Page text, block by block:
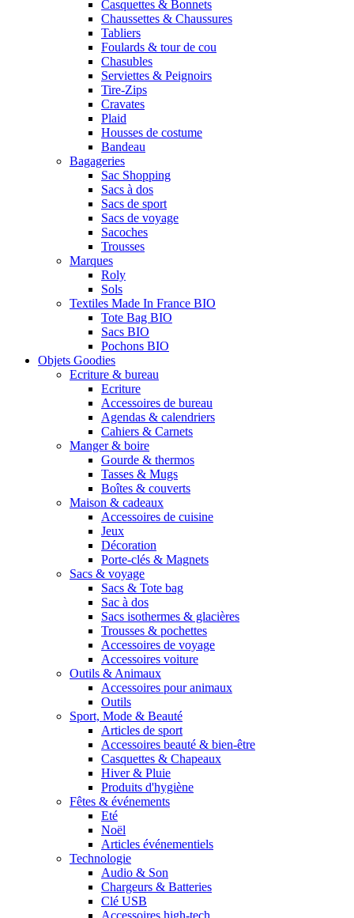
Casquettes & Bonnets
Chaussettes & Chaussures
Tabliers
Foulards & tour de cou
Chasubles
Serviettes & Peignoirs
Tire-Zips
Cravates
Plaid
Housses de costume
Bandeau
Bagageries
Sac Shopping
Sacs à dos
Sacs de sport
Sacs de voyage
Sacoches
Trousses
Marques
Roly
Sols
Textiles Made In France BIO
Tote Bag BIO
Sacs BIO
Pochons BIO
Objets Goodies
Ecriture & bureau
Ecriture
Accessoires de bureau
Agendas & calendriers
Cahiers & Carnets
Manger & boire
Gourde & thermos
Tasses & Mugs
Boîtes & couverts
Maison & cadeaux
Accessoires de cuisine
Jeux
Décoration
Porte-clés & Magnets
Sacs & voyage
Sacs & Tote bag
Sac à dos
Sacs isothermes & glacières
Trousses & pochettes
Accessoires de voyage
Accessoires voiture
Outils & Animaux
Accessoires pour animaux
Outils
Sport, Mode & Beauté
Articles de sport
Accessoires beauté & bien-être
Casquettes & Chapeaux
Hiver & Pluie
Produits d'hygiène
Fêtes & événements
Eté
Noël
Articles événementiels
Technologie
Audio & Son
Chargeurs & Batteries
Clé USB